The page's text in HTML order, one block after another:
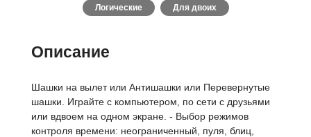
Логические Для двоих
Описание
Шашки на вылет или Антишашки или Перевернутые
шашки. Играйте с компьютером, по сети с друзьями
или вдвоем на одном экране. - Выбор режимов
контроля времени: неограниченный, пуля, блиц,